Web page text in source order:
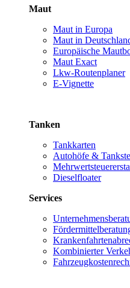
Maut
Maut in Europa
Maut in
Europäische
Maut Exact
Lkw-Routenplaner
E-Vignette
Tanken
Tankkarten
Autohöfe &
Dieselfloater
Services
Kombinierter